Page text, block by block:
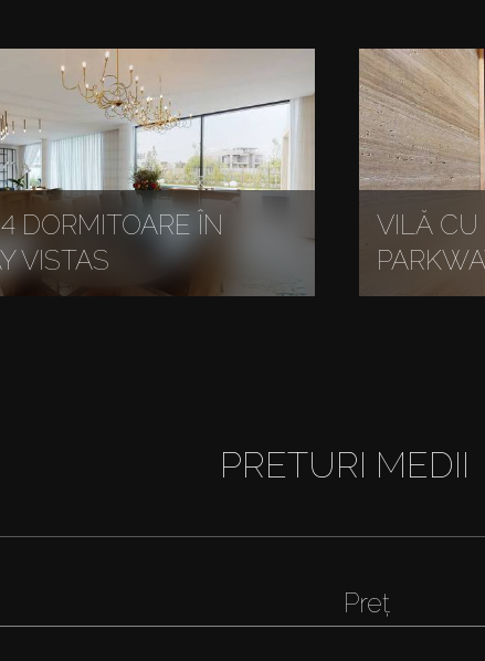
DORMITOARE ÎN
VISTAS
VILĂ CU
PRETURI MEDII
Preț